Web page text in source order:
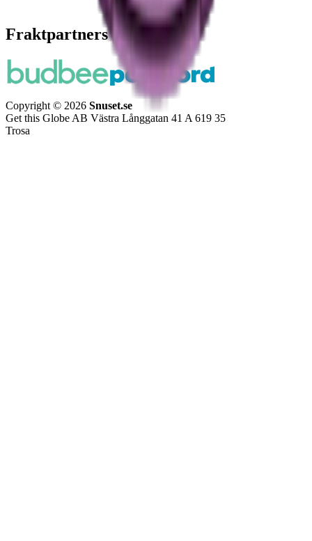
Fraktpartners
Copyright © 2026 Snuset.se
Get this Globe AB Västra Långgatan 41 A 619 35
Trosa